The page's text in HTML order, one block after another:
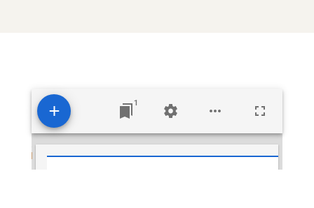
1
Visualizzatore